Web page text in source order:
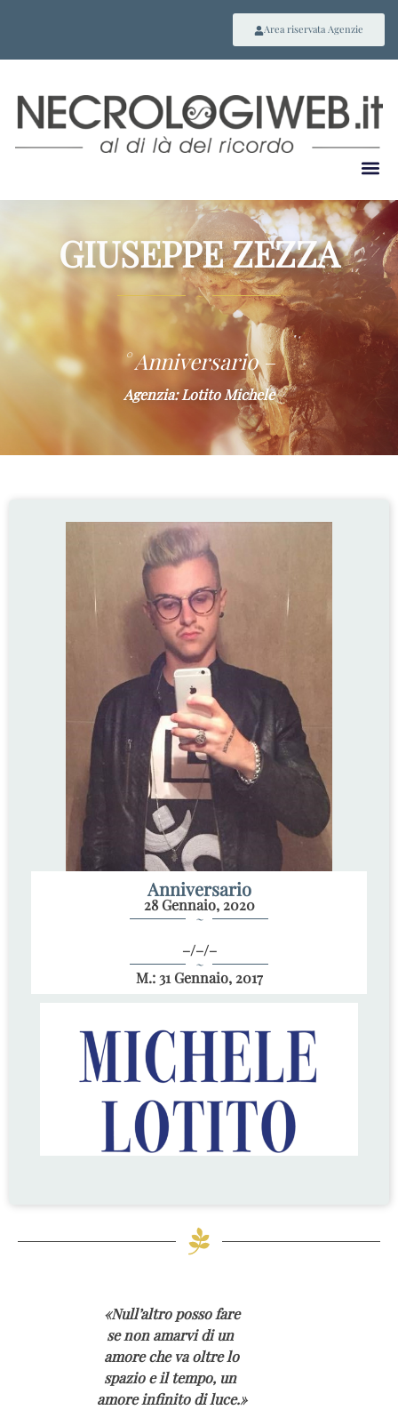
Area riservata Agenzie
GIUSEPPE ZEZZA
~
° Anniversario –
Agenzia: Lotito Michele
Anniversario
28 Gennaio, 2020
~
–/–/–
~
M.: 31 Gennaio, 2017
«Null’altro posso fare
se non amarvi di un
amore che va oltre lo
spazio e il tempo, un
amore infinito di luce.»